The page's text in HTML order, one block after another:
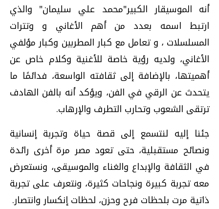
أنه الموسيقار الكبير"محمد علي سليمان" والذي
ارتبط اسمه بعدد من أهم الأغاني و وتترات
المسلسلات ، و تعامل مع كبار المطربين وكبار مؤلفي
الأغاني، ولديه رؤية خاصة للأغنية وكلام خاص عن
أهميتها، بالإضافة إلى ثقافته الواسعة، فدائمًا ما
يتحدث عن الرقي في الفن، ويؤكد أنه بالفن الهادف
ترتقى الشعوب وتحارب التطرف والإرهاب.
جئنا إليه لنتسمع إلى قصة حياة وتجربة إنسانية
ونصائح مستقبلية، حتى تعود مصر مرة أخرى رائدة
في الثقافة والإبداع والغناء والموسيقى، ونستعرض
معه تجربة كبيرة ونجاحات كثيرة، ونتعرف على تجربة
ذاتية مرت بلحظات فرح وحزن، لحظات إنكسار وانتصار.